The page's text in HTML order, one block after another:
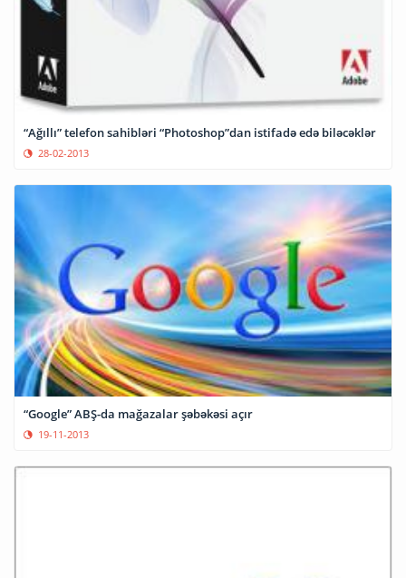
“Ağıllı” telefon sahibləri “Photoshop”dan istifadə edə biləcəklər
28-02-2013
“Google” ABŞ-da mağazalar şəbəkəsi açır
19-11-2013